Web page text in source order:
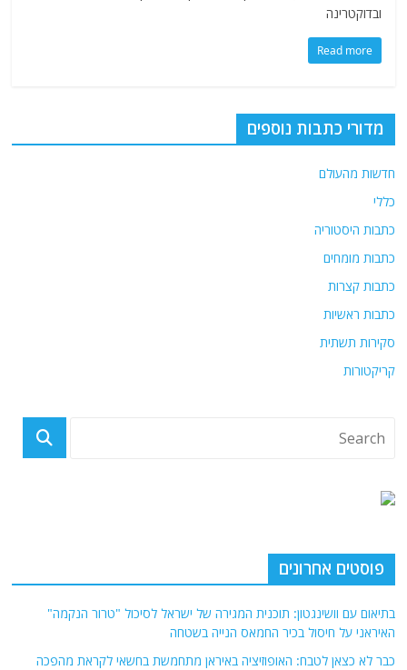
ובדוקטרינה
Read more
מדורי כתבות נוספים
חדשות מהעולם
כללי
כתבות היסטוריה
כתבות מומחים
כתבות קצרות
כתבות ראשיות
סקירות תשתית
קריקטורות
פוסטים אחרונים
בתיאום עם וושינגטון: תוכנית המגירה של ישראל לסיכול "טרור הנקמה"
האיראני על חיסול בכיר החמאס הנייה בשטחה
כבר לא כצאן לטבח: האופוזיציה באיראן מתחמשת בחשאי לקראת מהפכה